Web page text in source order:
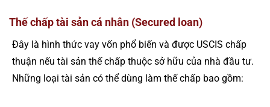
Thế chấp tài sản cá nhân (Secured loan)
Đây là hình thức vay vốn phổ biến và được USCIS chấp
thuận nếu tài sản thế chấp thuộc sở hữu của nhà đầu tư.
Những loại tài sản có thể dùng làm thế chấp bao gồm: